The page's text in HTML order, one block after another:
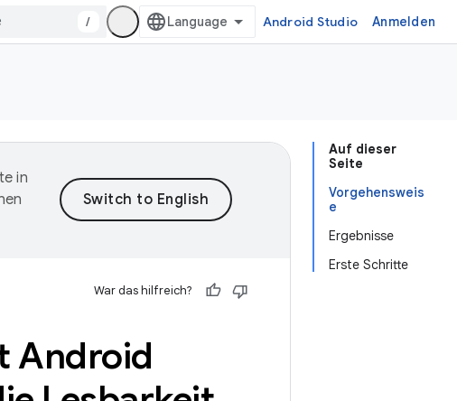
/ Android Studio Anmelden
Auf dieser
Seite
Vorgehensweis
e
Ergebnisse
Erste Schritte
in
War das hilfreich?
Android